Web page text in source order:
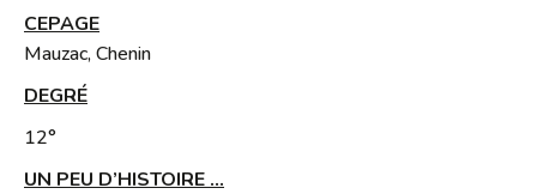
CEPAGE
Mauzac, Chenin
DEGRÉ
12°
UN PEU D’HISTOIRE …